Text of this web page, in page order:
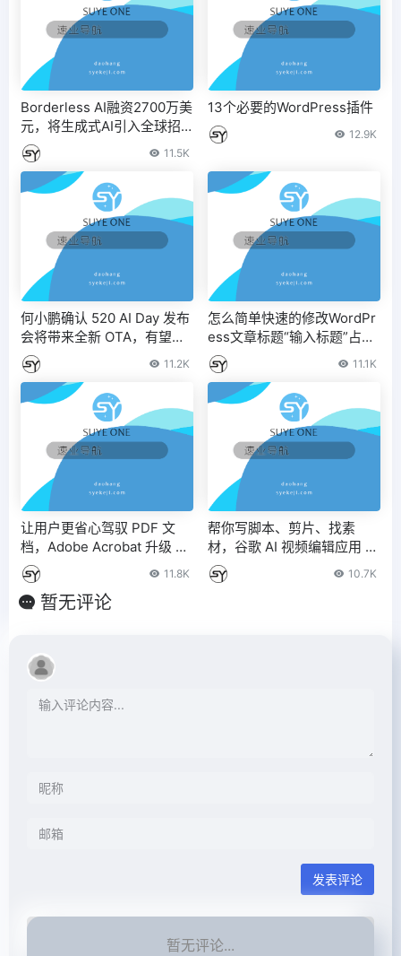
Borderless AI融资2700万美
元，将生成式AI引入全球招
聘
11.5K
13个必要的WordPress插件
12.9K
何小鹏确认 520 AI Day 发布
会将带来全新 OTA，有望支
持端到端大模型
11.2K
怎么简单快速的修改WordPr
ess文章标题“输入标题”占位
提示文字？
11.1K
让用户更省心驾驭 PDF 文
档，Adobe Acrobat 升级 AI
技能：文生图、梳理信息等
11.8K
帮你写脚本、剪片、找素
材，谷歌 AI 视频编辑应用 G
oogle Vids 上线测试
10.7K
暂无评论
发表评论
暂无评论...